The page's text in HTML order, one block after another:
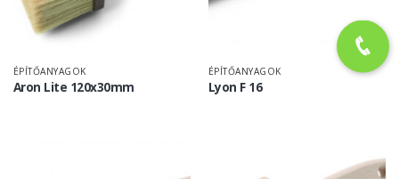
ÉPÍTŐANYAGOK
Aron Lite 120x30mm
ÉPÍTŐANYAGOK
Lyon F 16